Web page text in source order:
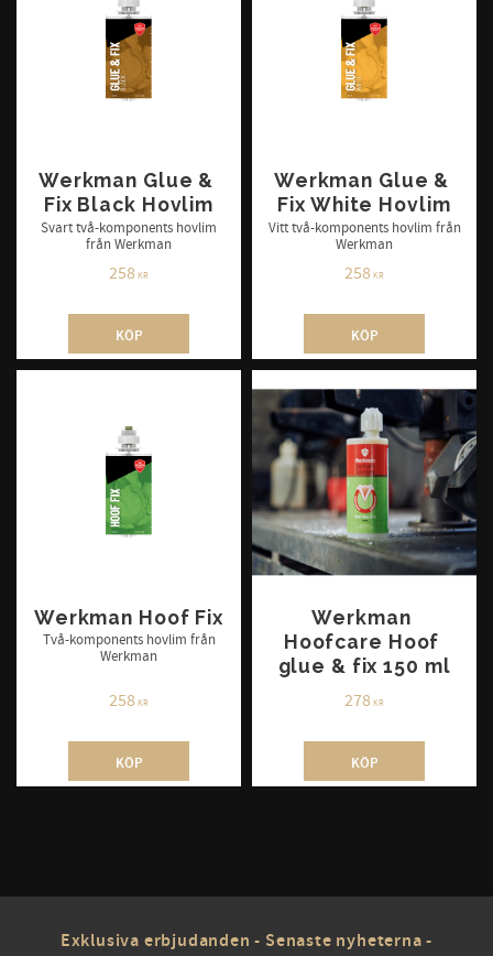
Werkman Glue &
Fix Black Hovlim
Svart två-komponents hovlim
från Werkman
258KR
KÖP
Werkman Glue &
Fix White Hovlim
Vitt två-komponents hovlim från
Werkman
258KR
KÖP
Werkman Hoof Fix
Två-komponents hovlim från
Werkman
258KR
KÖP
Werkman
Hoofcare Hoof
glue & fix 150 ml
278KR
KÖP
Exklusiva erbjudanden - Senaste nyheterna -